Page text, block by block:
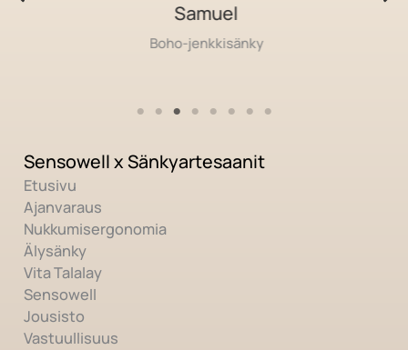
Samuel
Boho-jenkkisänky
Sensowell x Sänkyartesaanit
Etusivu
Ajanvaraus
Nukkumisergonomia
Älysänky
Vita Talalay
Sensowell
Jousisto
Vastuullisuus